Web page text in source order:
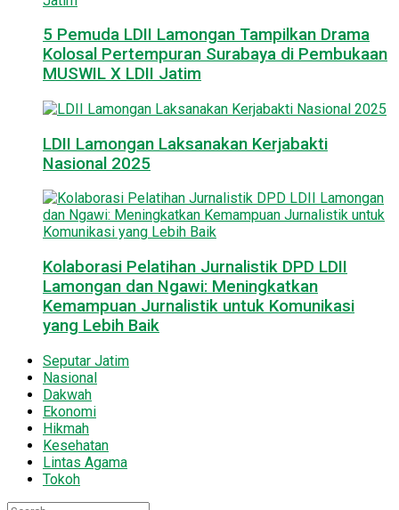
5 Pemuda LDII Lamongan Tampilkan Drama
Kolosal Pertempuran Surabaya di Pembukaan
MUSWIL X LDII Jatim
LDII Lamongan Laksanakan Kerjabakti
Nasional 2025
Kolaborasi Pelatihan Jurnalistik DPD LDII
Lamongan dan Ngawi: Meningkatkan
Kemampuan Jurnalistik untuk Komunikasi
yang Lebih Baik
Seputar Jatim
Nasional
Dakwah
Ekonomi
Hikmah
Kesehatan
Lintas Agama
Tokoh